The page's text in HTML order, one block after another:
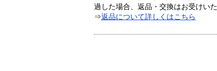
過した場合、返品・交換はお受けいた
⇒返品について詳しくはこちら